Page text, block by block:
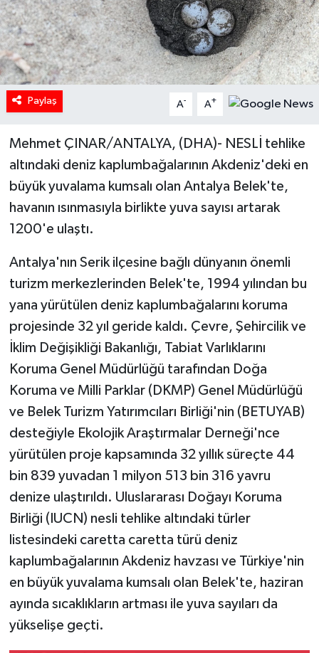
Paylaş A- A+
Mehmet ÇINAR/ANTALYA, (DHA)- NESLİ tehlike
altındaki deniz kaplumbağalarının Akdeniz'deki en
büyük yuvalama kumsalı olan Antalya Belek'te,
havanın ısınmasıyla birlikte yuva sayısı artarak
1200'e ulaştı.
Antalya'nın Serik ilçesine bağlı dünyanın önemli
turizm merkezlerinden Belek'te, 1994 yılından bu
yana yürütülen deniz kaplumbağalarını koruma
projesinde 32 yıl geride kaldı. Çevre, Şehircilik ve
İklim Değişikliği Bakanlığı, Tabiat Varlıklarını
Koruma Genel Müdürlüğü tarafından Doğa
Koruma ve Milli Parklar (DKMP) Genel Müdürlüğü
ve Belek Turizm Yatırımcıları Birliği'nin (BETUYAB)
desteğiyle Ekolojik Araştırmalar Derneği'nce
yürütülen proje kapsamında 32 yıllık süreçte 44
bin 839 yuvadan 1 milyon 513 bin 316 yavru
denize ulaştırıldı. Uluslararası Doğayı Koruma
Birliği (IUCN) nesli tehlike altındaki türler
listesindeki caretta caretta türü deniz
kaplumbağalarının Akdeniz havzası ve Türkiye'nin
en büyük yuvalama kumsalı olan Belek'te, haziran
ayında sıcaklıkların artması ile yuva sayıları da
yükselişe geçti.